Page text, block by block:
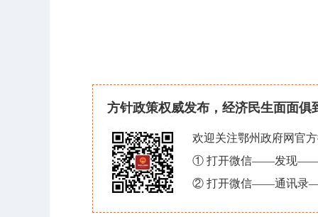
方针政策权威发布，经济民生面面俱
欢迎关注鄂州政府网官
① 打开微信——发现——
② 打开微信——通讯录